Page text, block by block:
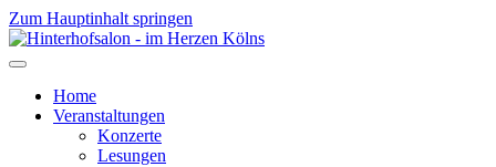
Zum Hauptinhalt springen
Home
Veranstaltungen
Konzerte
Lesungen